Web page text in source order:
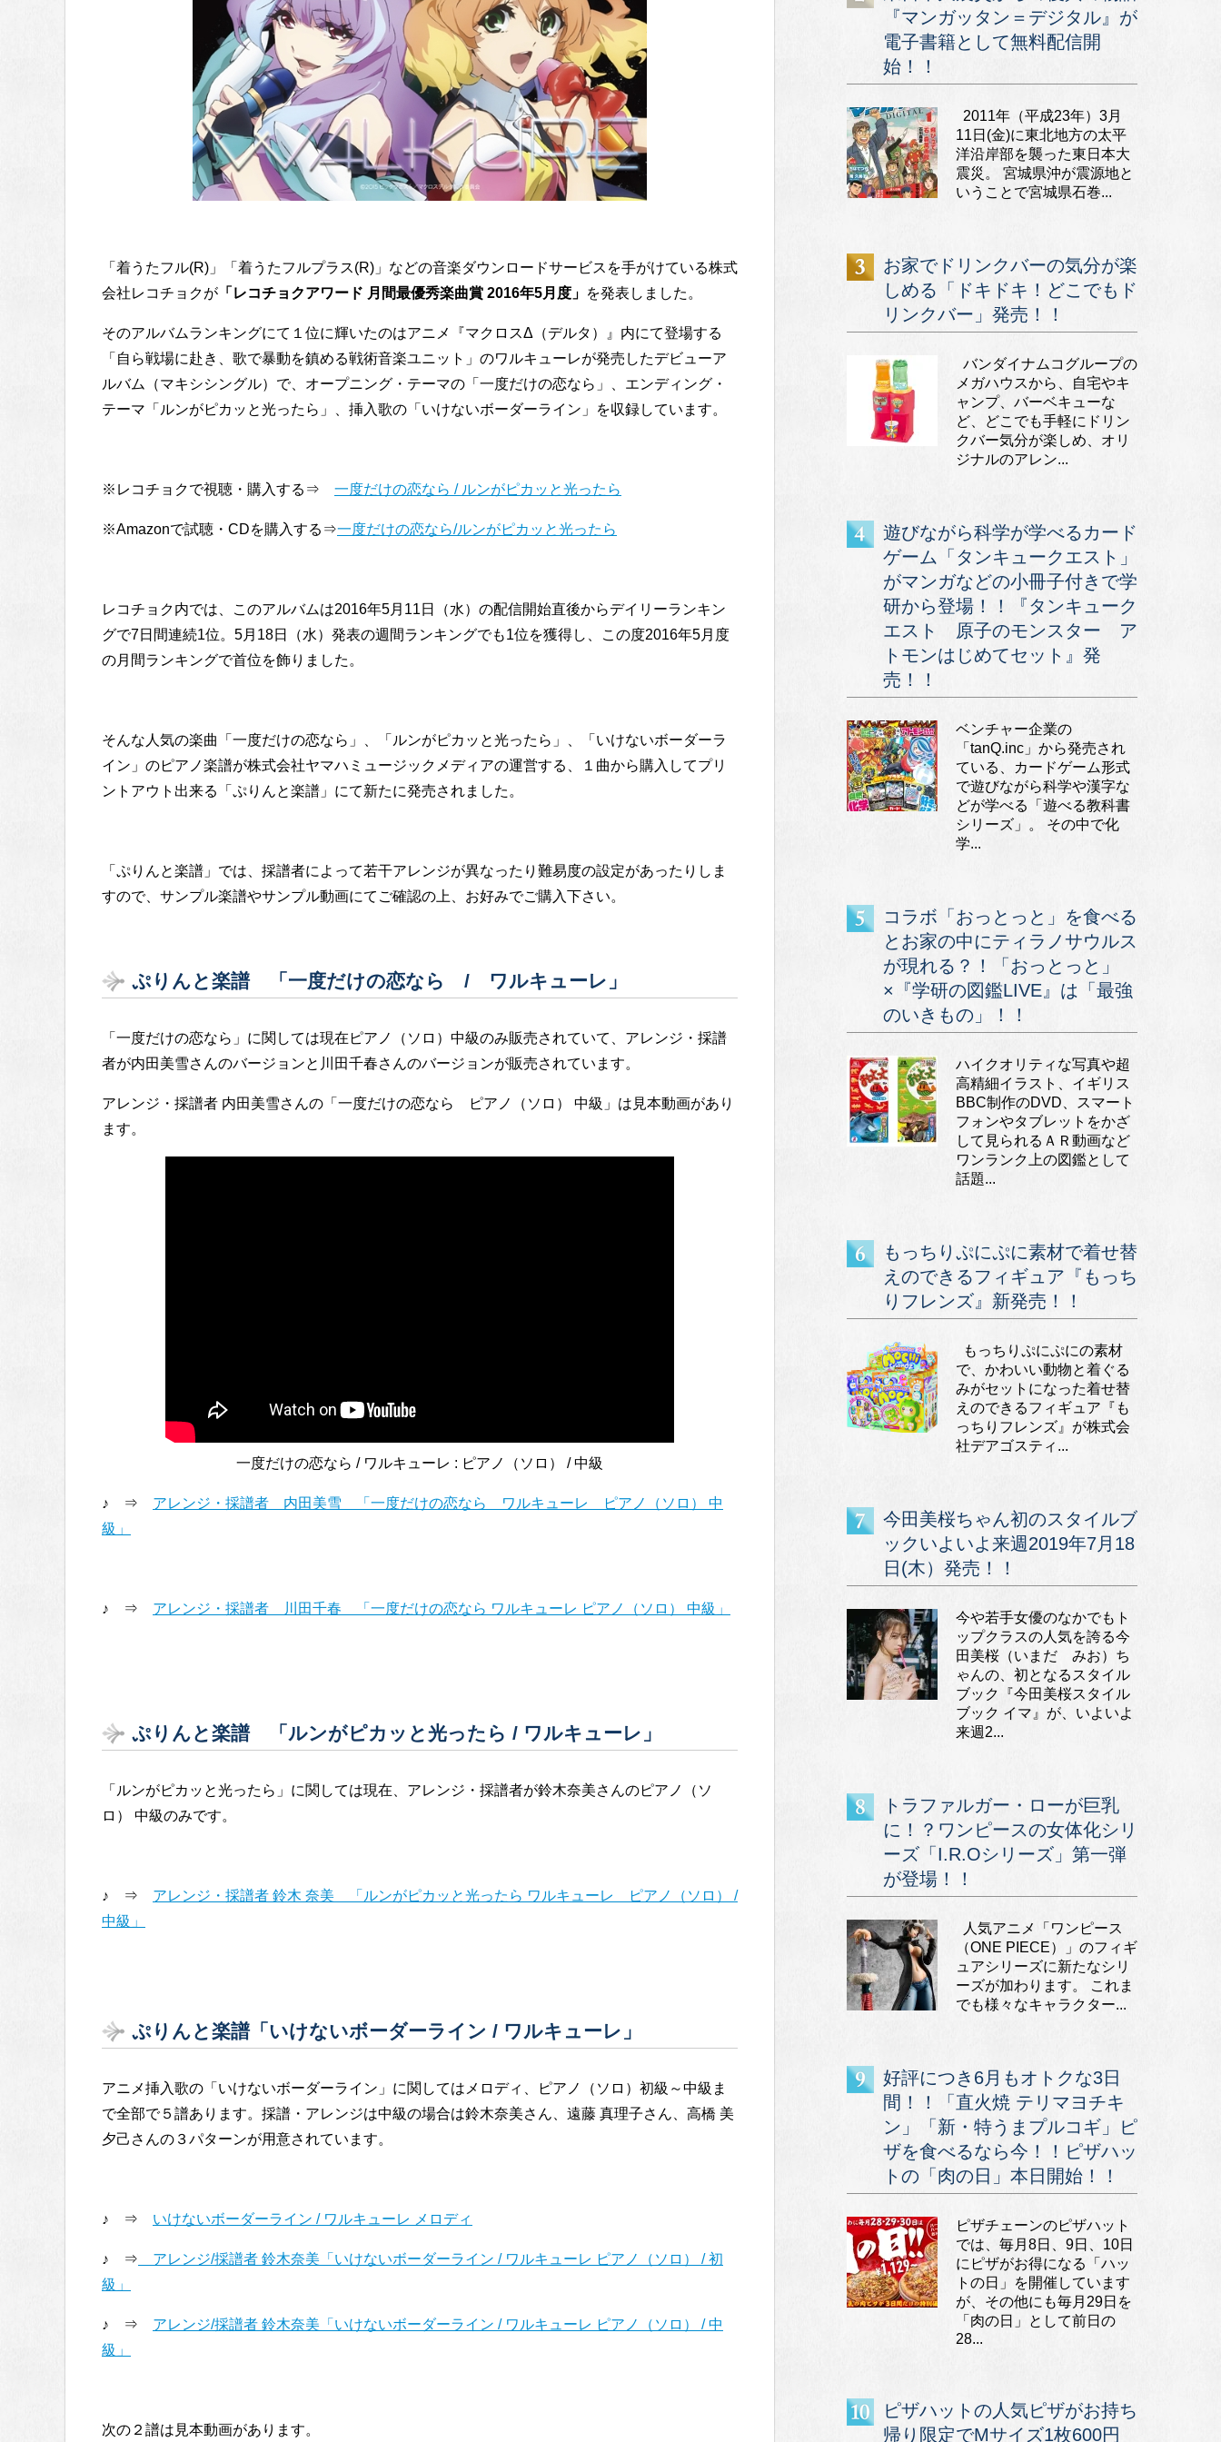
「着うたフル(R)」「着うたフルプラス(R)」などの音楽ダウンロードサービスを手がけている株式
会社レコチョクが 「レコチョクアワード 月間最優秀楽曲賞 2016年5月度」 を発表しました。
そのアルバムランキングにて１位に輝いたのはアニメ『マクロスΔ（デルタ）』内にて登場する
「自ら戦場に赴き、歌で暴動を鎮める戦術音楽ユニット」のワルキューレが発売したデビューア
ルバム（マキシシングル）で、オープニング・テーマの「一度だけの恋なら」、エンディング・
テーマ「ルンがピカッと光ったら」、挿入歌の「いけないボーダーライン」を収録しています。
※レコチョクで視聴・購入する⇒ 一度だけの恋なら / ルンがピカッと光ったら
※Amazonで試聴・CDを購入する⇒一度だけの恋なら/ルンがピカッと光ったら
レコチョク内では、このアルバムは2016年5月11日（水）の配信開始直後からデイリーランキン
グで7日間連続1位。5月18日（水）発表の週間ランキングでも1位を獲得し、この度2016年5月度
の月間ランキングで首位を飾りました。
そんな人気の楽曲「一度だけの恋なら」、「ルンがピカッと光ったら」、「いけないボーダーラ
イン」のピアノ楽譜が株式会社ヤマハミュージックメディアの運営する、１曲から購入してプリ
ントアウト出来る「ぷりんと楽譜」にて新たに発売されました。
「ぷりんと楽譜」では、採譜者によって若干アレンジが異なったり難易度の設定があったりしま
すので、サンプル楽譜やサンプル動画にてご確認の上、お好みでご購入下さい。
ぷりんと楽譜 「一度だけの恋なら / ワルキューレ」
「一度だけの恋なら」に関しては現在ピアノ（ソロ）中級のみ販売されていて、アレンジ・採譜
者が内田美雪さんのバージョンと川田千春さんのバージョンが販売されています。
アレンジ・採譜者 内田美雪さんの「一度だけの恋なら ピアノ（ソロ） 中級」は見本動画があり
ます。
一度だけの恋なら / ワルキューレ : ピアノ（ソロ） / 中級
♪ ⇒ アレンジ・採譜者 内田美雪 「一度だけの恋なら ワルキューレ ピアノ（ソロ） 中
級」
♪ ⇒ アレンジ・採譜者 川田千春 「一度だけの恋なら ワルキューレ ピアノ（ソロ） 中級」
ぷりんと楽譜 「ルンがピカッと光ったら / ワルキューレ」
「ルンがピカッと光ったら」に関しては現在、アレンジ・採譜者が鈴木奈美さんのピアノ（ソ
ロ） 中級のみです。
♪ ⇒ アレンジ・採譜者 鈴木 奈美 「ルンがピカッと光ったら ワルキューレ ピアノ（ソロ） /
中級」
ぷりんと楽譜「いけないボーダーライン / ワルキューレ」
アニメ挿入歌の「いけないボーダーライン」に関してはメロディ、ピアノ（ソロ）初級～中級ま
で全部で５譜あります。採譜・アレンジは中級の場合は鈴木奈美さん、遠藤 真理子さん、高橋 美
夕己さんの３パターンが用意されています。
♪ ⇒ いけないボーダーライン / ワルキューレ メロディ
♪ ⇒ アレンジ/採譜者 鈴木奈美「いけないボーダーライン / ワルキューレ ピアノ（ソロ） / 初
級」
♪ ⇒ アレンジ/採譜者 鈴木奈美「いけないボーダーライン / ワルキューレ ピアノ（ソロ） / 中
級」
次の２譜は見本動画があります。
『マンガッタン＝デジタル』が
電子書籍として無料配信開
始！！
2011年（平成23年）3月
11日(金)に東北地方の太平
洋沿岸部を襲った東日本大
震災。 宮城県沖が震源地と
いうことで宮城県石巻...
お家でドリンクバーの気分が楽
しめる「ドキドキ！どこでもド
リンクバー」発売！！
バンダイナムコグループの
メガハウスから、自宅やキ
ャンプ、バーベキューな
ど、どこでも手軽にドリン
クバー気分が楽しめ、オリ
ジナルのアレン...
遊びながら科学が学べるカード
ゲーム「タンキュークエスト」
がマンガなどの小冊子付きで学
研から登場！！『タンキューク
エスト 原子のモンスター ア
トモンはじめてセット』発
売！！
ベンチャー企業の
「tanQ.inc」から発売され
ている、カードゲーム形式
で遊びながら科学や漢字な
どが学べる「遊べる教科書
シリーズ」。 その中で化
学...
コラボ「おっとっと」を食べる
とお家の中にティラノサウルス
が現れる？！「おっとっと」
×『学研の図鑑LIVE』は「最強
のいきもの」！！
ハイクオリティな写真や超
高精細イラスト、イギリス
BBC制作のDVD、スマート
フォンやタブレットをかざ
して見られるＡＲ動画など
ワンランク上の図鑑として
話題...
もっちりぷにぷに素材で着せ替
えのできるフィギュア『もっち
りフレンズ』新発売！！
もっちりぷにぷにの素材
で、かわいい動物と着ぐる
みがセットになった着せ替
えのできるフィギュア『も
っちりフレンズ』が株式会
社デアゴスティ...
今田美桜ちゃん初のスタイルブ
ックいよいよ来週2019年7月18
日(木）発売！！
今や若手女優のなかでもト
ップクラスの人気を誇る今
田美桜（いまだ みお）ち
ゃんの、初となるスタイル
ブック『今田美桜スタイル
ブック イマ』が、いよいよ
来週2...
トラファルガー・ローが巨乳
に！？ワンピースの女体化シリ
ーズ「I.R.Oシリーズ」第一弾
が登場！！
人気アニメ「ワンピース
（ONE PIECE）」のフィギ
ュアシリーズに新たなシリ
ーズが加わります。 これま
でも様々なキャラクター...
好評につき6月もオトクな3日
間！！「直火焼 テリマヨチキ
ン」「新・特うまプルコギ」ピ
ザを食べるなら今！！ピザハッ
トの「肉の日」本日開始！！
ピザチェーンのピザハット
では、毎月8日、9日、10日
にピザがお得になる「ハッ
トの日」を開催しています
が、その他にも毎月29日を
「肉の日」として前日の
28...
ピザハットの人気ピザがお持ち
帰り限定でMサイズ1枚600円